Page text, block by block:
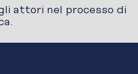
attori nel processo di